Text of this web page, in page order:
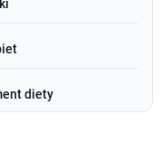
diety